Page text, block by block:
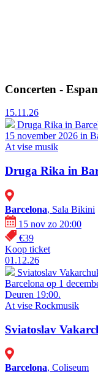
Concerten -
15.11.26
Druga Rika in
15 november 2026 in
At vise musik
Druga Rika in
Barcelona, Sala Bikini
15 nov zo 20:00
€39
Koop ticket
01.12.26
Sviatoslav
Barcelona op 1
Deuren 19:00.
At vise Rockmusik
Sviatoslav
Barcelona, Coliseum